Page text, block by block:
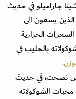
جاراميلو في حديث
يسعون الى
الحرارية
بالحليب في
نصحت، في حديث
الشوكولاته